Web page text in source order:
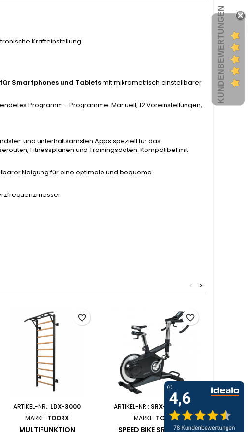
Krafteinstellung
Smartphones und Tabletsmit mikrometrisch einstellbarer
Programm - Programme: Manuell, 12 Voreinstellungen,
und unterhaltsamsten Apps speziell für das
Fitnessplänen und Trainingsdaten. Kompatibel mit
Neigung für eine optimale und bequeme
>
<
ARTIKEL-NR.: LDX-3000
MARKE: TOORX
MULTIFUNKTION
favorite_border
ARTIKEL-NR.: SRX-3500 GAR
MARKE: TOORX
SPEED BIKE SRX-3500
favorite_border
KUNDENBEWERTUNGEN